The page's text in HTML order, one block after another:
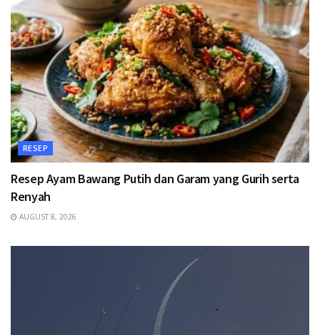
RESEP
Resep Ayam Bawang Putih dan Garam yang Gurih serta
Renyah
AUGUST 8, 2026